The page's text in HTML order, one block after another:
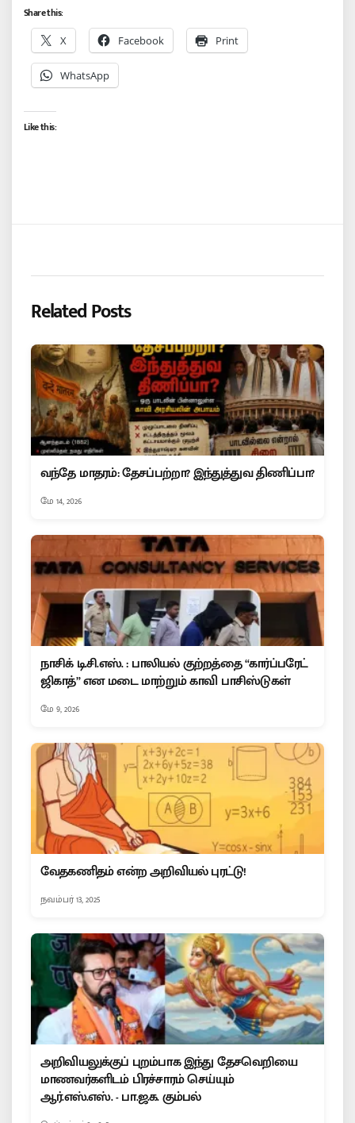
Share this:
X Facebook Print
WhatsApp
Like this:
Related Posts
வந்தே மாதரம்: தேசப்பற்றா? இந்துத்துவ திணிப்பா?
மே 14, 2026
நாசிக் டி.சி.எஸ். : பாலியல் குற்றத்தை “கார்ப்பரேட்
ஜிகாத்” என மடை மாற்றும் காவி பாசிஸ்டுகள்
மே 9, 2026
வேதகணிதம் என்ற அறிவியல் புரட்டு!
நவம்பர் 13, 2025
அறிவியலுக்குப் புறம்பாக இந்து தேசவெறியை
மாணவர்களிடம் பிரச்சாரம் செய்யும்
ஆர்.எஸ்.எஸ். - பா.ஜ.க. கும்பல்